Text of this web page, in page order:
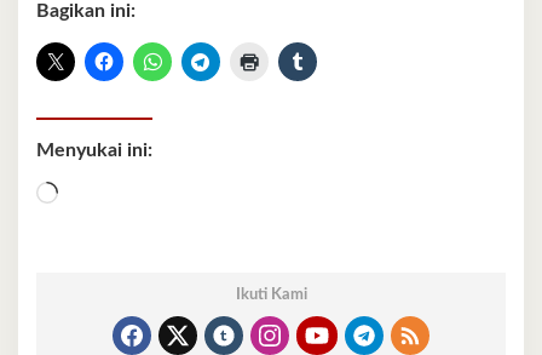
Bagikan ini:
Menyukai ini:
Memuat...
Ikuti Kami